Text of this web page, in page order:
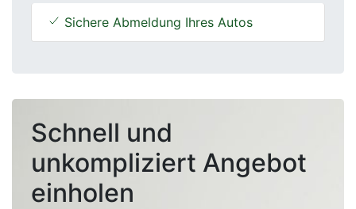
Sichere Abmeldung Ihres Autos
Schnell und
unkompliziert Angebot
einholen